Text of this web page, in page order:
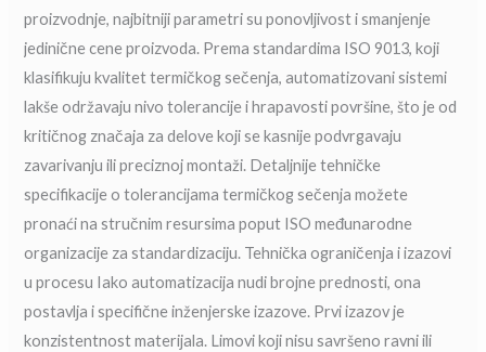
proizvodnje, najbitniji parametri su ponovljivost i smanjenje
jedinične cene proizvoda. Prema standardima ISO 9013, koji
klasifikuju kvalitet termičkog sečenja, automatizovani sistemi
lakše održavaju nivo tolerancije i hrapavosti površine, što je od
kritičnog značaja za delove koji se kasnije podvrgavaju
zavarivanju ili preciznoj montaži. Detaljnije tehničke
specifikacije o tolerancijama termičkog sečenja možete
pronaći na stručnim resursima poput ISO međunarodne
organizacije za standardizaciju. Tehnička ograničenja i izazovi
u procesu Iako automatizacija nudi brojne prednosti, ona
postavlja i specifične inženjerske izazove. Prvi izazov je
konzistentnost materijala. Limovi koji nisu savršeno ravni ili